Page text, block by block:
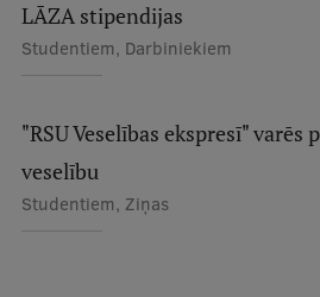
Struktūra
Vēsture un tradīcijas
RSU fonds
Aula
LĀZA stipendijas
Studentiem, Darbiniekiem
"RSU Veselības ekspresī" varēs
veselību
Studentiem, Ziņas